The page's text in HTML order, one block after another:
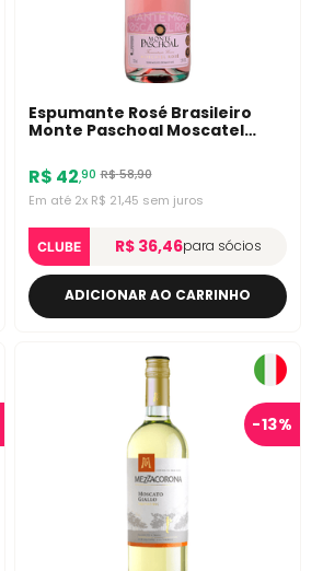
Espumante Rosé Brasileiro
Monte Paschoal Moscatel
R$ 42,90 R$58,90
Em até 2x R$ 21,45 sem juros
CLUBE R$ 36,46para sócios
ADICIONAR AO CARRINHO
-13%